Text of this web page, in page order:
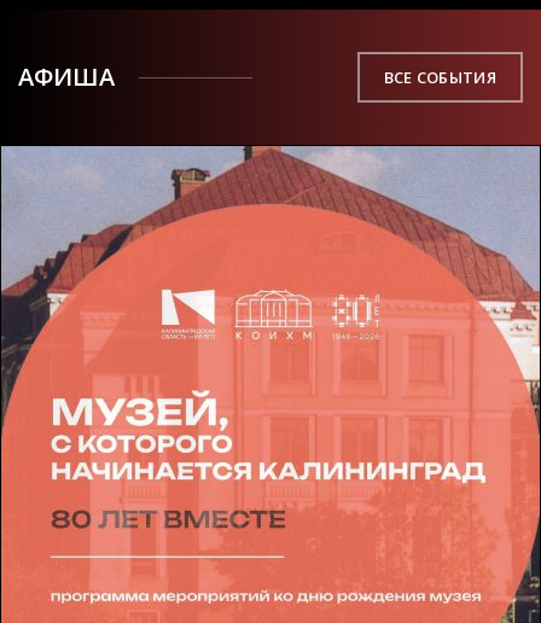
АФИША ВСЕ СОБЫТИЯ
04